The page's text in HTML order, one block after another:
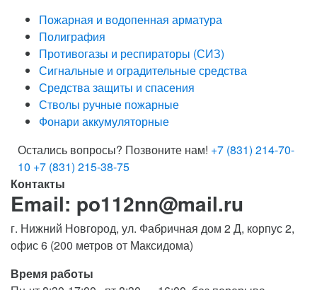
Пожарная и водопенная арматура
Полиграфия
Противогазы и респираторы (СИЗ)
Сигнальные и оградительные средства
Средства защиты и спасения
Стволы ручные пожарные
Фонари аккумуляторные
Остались вопросы? Позвоните нам! +7 (831) 214-70-
10 +7 (831) 215-38-75
Контакты
Email: po112nn@mail.ru
г. Нижний Новгород, ул. Фабричная дом 2 Д, корпус 2,
офис 6 (200 метров от Максидома)
Время работы